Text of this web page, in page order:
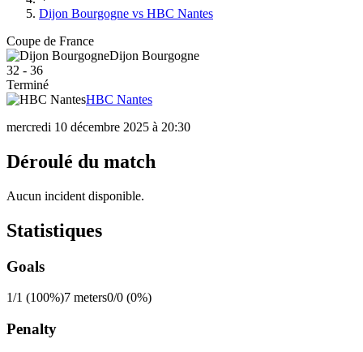
Dijon Bourgogne vs HBC Nantes
Coupe de France
Dijon Bourgogne
32 - 36
Terminé
HBC Nantes
mercredi 10 décembre 2025 à 20:30
Déroulé du match
Aucun incident disponible.
Statistiques
Goals
1/1 (100%)7 meters0/0 (0%)
Penalty